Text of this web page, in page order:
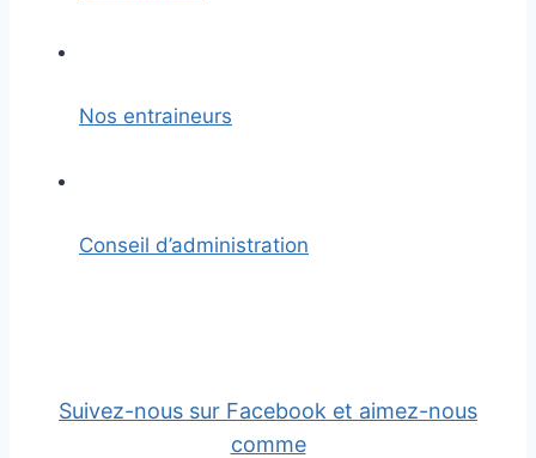
Nos entraineurs
Conseil d’administration
Suivez-nous sur Facebook et aimez-nous
comme